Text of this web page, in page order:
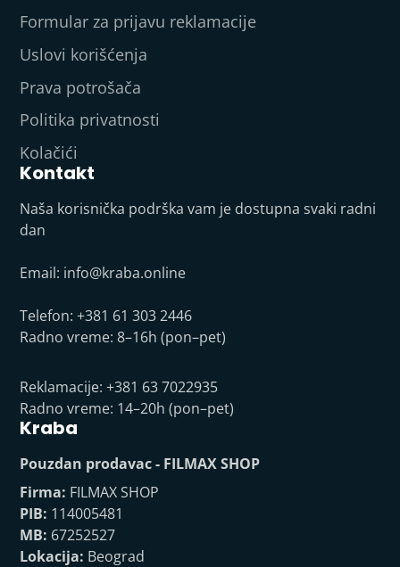
Formular za prijavu reklamacije
Uslovi korišćenja
Prava potrošača
Politika privatnosti
Kolačići
Kontakt
Naša korisnička podrška vam je dostupna svaki radni
dan
Email: info@kraba.online
Telefon: +381 61 303 2446
Radno vreme: 8–16h (pon–pet)
Reklamacije: +381 63 7022935
Radno vreme: 14–20h (pon–pet)
Kraba
Pouzdan prodavac - FILMAX SHOP
Firma: FILMAX SHOP
PIB: 114005481
MB: 67252527
Lokacija: Beograd